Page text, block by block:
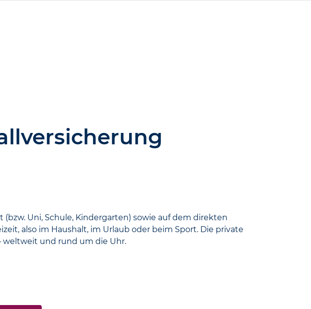
Uni, Schule, Kinder­garten) sowie auf dem direkten
also im Haus­halt, im Urlaub oder beim Sport. Die private
weltweit und rund um die Uhr.